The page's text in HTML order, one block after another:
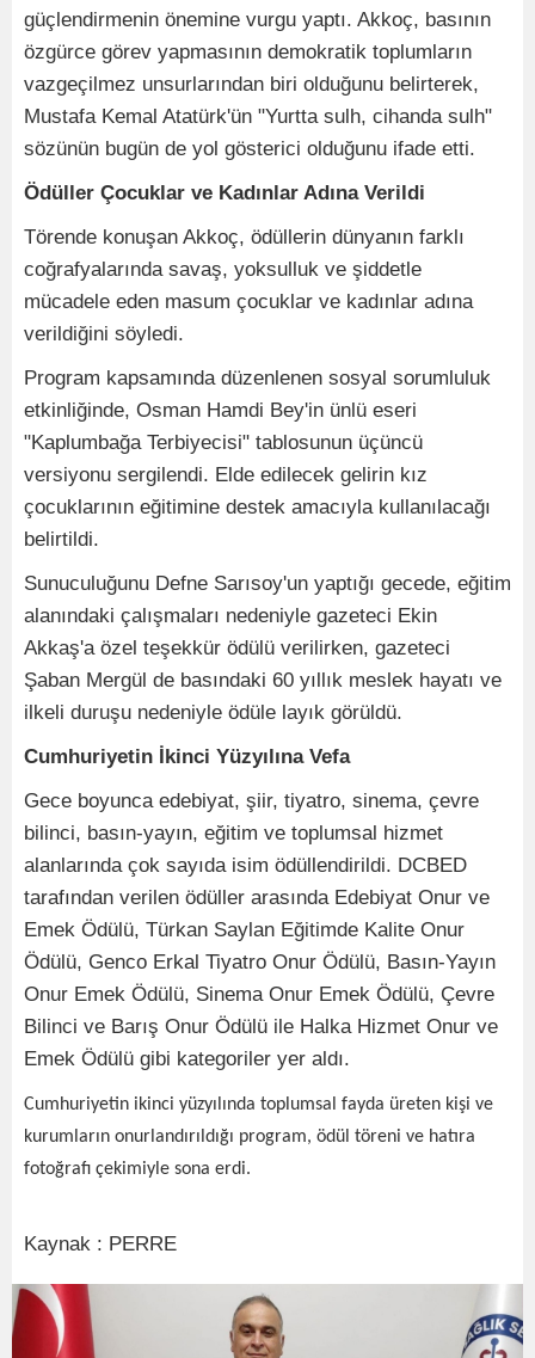
güçlendirmenin önemine vurgu yaptı. Akkoç, basının
özgürce görev yapmasının demokratik toplumların
vazgeçilmez unsurlarından biri olduğunu belirterek,
Mustafa Kemal Atatürk'ün "Yurtta sulh, cihanda sulh"
sözünün bugün de yol gösterici olduğunu ifade etti.
Ödüller Çocuklar ve Kadınlar Adına Verildi
Törende konuşan Akkoç, ödüllerin dünyanın farklı
coğrafyalarında savaş, yoksulluk ve şiddetle
mücadele eden masum çocuklar ve kadınlar adına
verildiğini söyledi.
Program kapsamında düzenlenen sosyal sorumluluk
etkinliğinde, Osman Hamdi Bey'in ünlü eseri
"Kaplumbağa Terbiyecisi" tablosunun üçüncü
versiyonu sergilendi. Elde edilecek gelirin kız
çocuklarının eğitimine destek amacıyla kullanılacağı
belirtildi.
Sunuculuğunu Defne Sarısoy'un yaptığı gecede, eğitim
alanındaki çalışmaları nedeniyle gazeteci Ekin
Akkaş'a özel teşekkür ödülü verilirken, gazeteci
Şaban Mergül de basındaki 60 yıllık meslek hayatı ve
ilkeli duruşu nedeniyle ödüle layık görüldü.
Cumhuriyetin İkinci Yüzyılına Vefa
Gece boyunca edebiyat, şiir, tiyatro, sinema, çevre
bilinci, basın-yayın, eğitim ve toplumsal hizmet
alanlarında çok sayıda isim ödüllendirildi. DCBED
tarafından verilen ödüller arasında Edebiyat Onur ve
Emek Ödülü, Türkan Saylan Eğitimde Kalite Onur
Ödülü, Genco Erkal Tiyatro Onur Ödülü, Basın-Yayın
Onur Emek Ödülü, Sinema Onur Emek Ödülü, Çevre
Bilinci ve Barış Onur Ödülü ile Halka Hizmet Onur ve
Emek Ödülü gibi kategoriler yer aldı.
Cumhuriyetin ikinci yüzyılında toplumsal fayda üreten kişi ve
kurumların onurlandırıldığı program, ödül töreni ve hatıra
fotoğrafı çekimiyle sona erdi.
Kaynak : PERRE